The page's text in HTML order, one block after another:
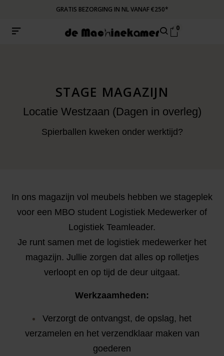
GRATIS BEZORGING IN NL VANAF €250*
0
STAGE MAGAZIJN
Locatie Westzaan (Dagen in overleg)
Spierballen kweken onder werktijd?
In ons magazijn vol meubels hebben we stageplek
voor een MBO student Logistiek Medewerker of
Logistiek Teamleader.
Je runt samen met de logistiek medewerker het
magazijn. Jullie zorgen dat alles op rolletjes
verloopt en op tijd de deur uitgaat.
Werkzaamheden:
Verzorgt de ontvangst, de opslag, het
verzamelen en het verzendklaar maken van
goederen